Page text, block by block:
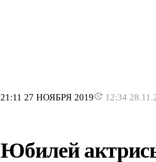
21:11 27 НОЯБРЯ 2019 12:34
Юбилей